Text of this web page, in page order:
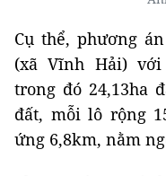
Cụ thể, phương
(xã Vĩnh Hải) với
trong đó 24,13ha
đất, mỗi lô rộng
ứng 6,8km, nằm